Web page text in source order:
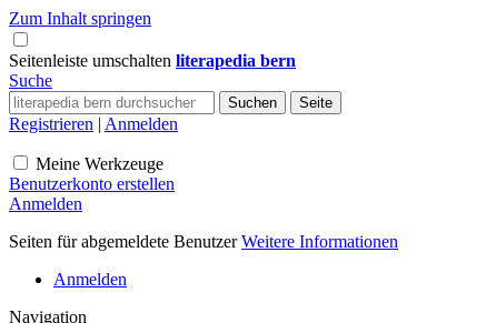
Zum Inhalt springen
Seitenleiste umschalten literapedia bern
Suche
Registrieren | Anmelden
Meine Werkzeuge
Benutzerkonto erstellen
Anmelden
Seiten für abgemeldete BenutzerWeitere Informationen
Anmelden
Navigation